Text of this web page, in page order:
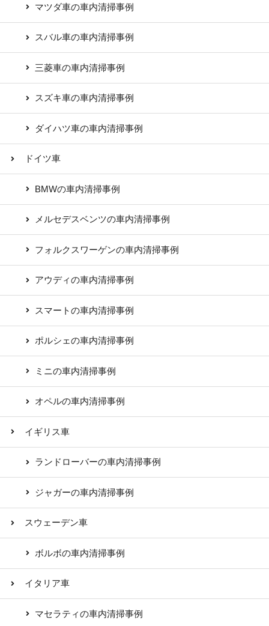
マツダ車の車内清掃事例
スバル車の車内清掃事例
三菱車の車内清掃事例
スズキ車の車内清掃事例
ダイハツ車の車内清掃事例
ドイツ車
BMWの車内清掃事例
メルセデスベンツの車内清掃事例
フォルクスワーゲンの車内清掃事例
アウディの車内清掃事例
スマートの車内清掃事例
ポルシェの車内清掃事例
ミニの車内清掃事例
オペルの車内清掃事例
イギリス車
ランドローバーの車内清掃事例
ジャガーの車内清掃事例
スウェーデン車
ボルボの車内清掃事例
イタリア車
マセラティの車内清掃事例